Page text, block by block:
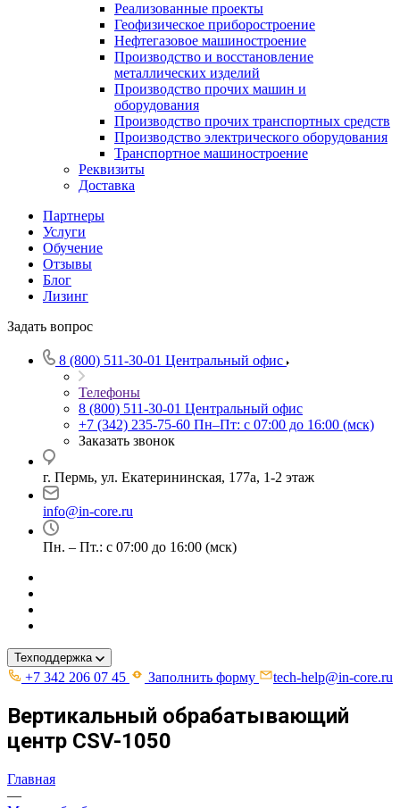
Реализованные проекты
Геофизическое приборостроение
Нефтегазовое машиностроение
Производство и восстановление
металлических изделий
Производство прочих машин и
оборудования
Производство прочих транспортных средств
Производство электрического оборудования
Транспортное машиностроение
Реквизиты
Доставка
Партнеры
Услуги
Обучение
Отзывы
Блог
Лизинг
Задать вопрос
8 (800) 511-30-01 Центральный офис
Телефоны
8 (800) 511-30-01 Центральный офис
+7 (342) 235-75-60 Пн–Пт: с 07:00 до 16:00 (мск)
Заказать звонок
г. Пермь, ул. ​Екатерининская, 177а, ​1-2 этаж
info@in-core.ru
Пн. – Пт.: с 07:00 до 16:00 (мск)
Техподдержка
+7 342 206 07 45 Заполнить форму tech-help@in-core.ru
Вертикальный обрабатывающий
центр CSV-1050
Главная
—